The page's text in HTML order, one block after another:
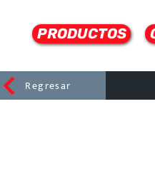
PRODUCTOS
Regresar